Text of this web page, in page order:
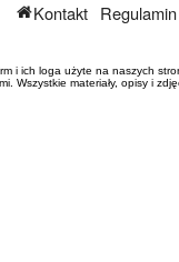
Kontakt
i ich loga użyte na naszych
Wszystkie materiały, opisy i